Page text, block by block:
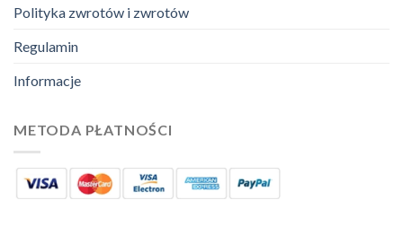
Polityka zwrotów i zwrotów
Regulamin
Informacje
METODA PŁATNOŚCI